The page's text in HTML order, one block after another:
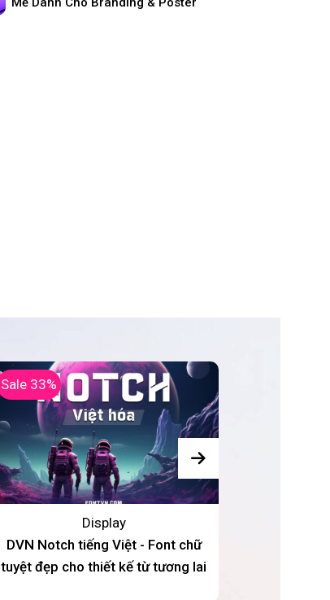
Sale 33%
Display
DVN Notch tiếng Việt - Font chữ
tuyệt đẹp cho thiết kế từ tương lai